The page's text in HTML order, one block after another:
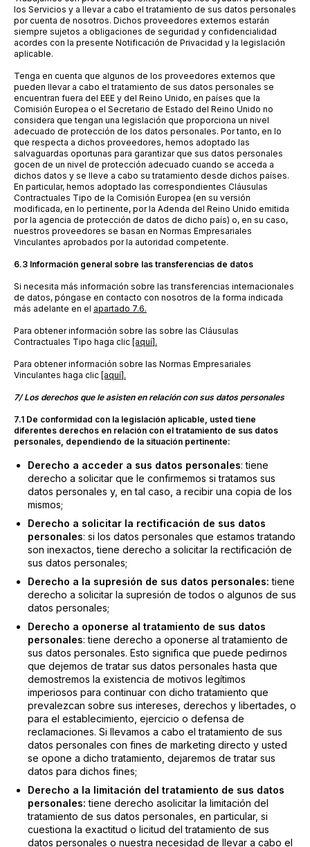
los Servicios y a llevar a cabo el tratamiento de sus datos personales
por cuenta de nosotros. Dichos proveedores externos estarán
siempre sujetos a obligaciones de seguridad y confidencialidad
acordes con la presente Notificación de Privacidad y la legislación
aplicable.
Tenga en cuenta que algunos de los proveedores externos que
pueden llevar a cabo el tratamiento de sus datos personales se
encuentran fuera del EEE y del Reino Unido, en países que la
Comisión Europea o el Secretario de Estado del Reino Unido no
considera que tengan una legislación que proporciona un nivel
adecuado de protección de los datos personales. Por tanto, en lo
que respecta a dichos proveedores, hemos adoptado las
salvaguardas oportunas para garantizar que sus datos personales
gocen de un nivel de protección adecuado cuando se acceda a
dichos datos y se lleve a cabo su tratamiento desde dichos países.
En particular, hemos adoptado las correspondientes Cláusulas
Contractuales Tipo de la Comisión Europea (en su versión
modificada, en lo pertinente, por la Adenda del Reino Unido emitida
por la agencia de protección de datos de dicho país) o, en su caso,
nuestros proveedores se basan en Normas Empresariales
Vinculantes aprobados por la autoridad competente.
6.3 Información general sobre las transferencias de datos
Si necesita más información sobre las transferencias internacionales
de datos, póngase en contacto con nosotros de la forma indicada
más adelante en el apartado 7.6.
Para obtener información sobre las sobre las Cláusulas
Contractuales Tipo haga clic [aquí].
Para obtener información sobre las Normas Empresariales
Vinculantes haga clic [aquí].
7/ Los derechos que le asisten en relación con sus datos personales
7.1 De conformidad con la legislación aplicable, usted tiene
diferentes derechos en relación con el tratamiento de sus datos
personales, dependiendo de la situación pertinente:
Derecho a acceder a sus datos personales: tiene
derecho a solicitar que le confirmemos si tratamos sus
datos personales y, en tal caso, a recibir una copia de los
mismos;
Derecho a solicitar la rectificación de sus datos
personales: si los datos personales que estamos tratando
son inexactos, tiene derecho a solicitar la rectificación de
sus datos personales;
Derecho a la supresión de sus datos personales: tiene
derecho a solicitar la supresión de todos o algunos de sus
datos personales;
Derecho a oponerse al tratamiento de sus datos
personales:tiene derecho a oponerse al tratamiento de
sus datos personales. Esto significa que puede pedirnos
que dejemos de tratar sus datos personales hasta que
demostremos la existencia de motivos legítimos
imperiosos para continuar con dicho tratamiento que
prevalezcan sobre sus intereses, derechos y libertades, o
para el establecimiento, ejercicio o defensa de
reclamaciones. Si llevamos a cabo el tratamiento de sus
datos personales con fines de marketing directo y usted
se opone a dicho tratamiento, dejaremos de tratar sus
datos para dichos fines;
Derecho a la limitación del tratamiento de sus datos
personales:tiene derecho asolicitar la limitación del
tratamiento de sus datos personales, en particular, si
cuestiona la exactitud o licitud del tratamiento de sus
datos personales o nuestra necesidad de llevar a cabo el